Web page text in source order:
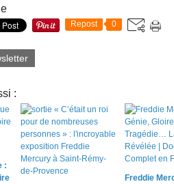
Repost 0
:
:
Freddie